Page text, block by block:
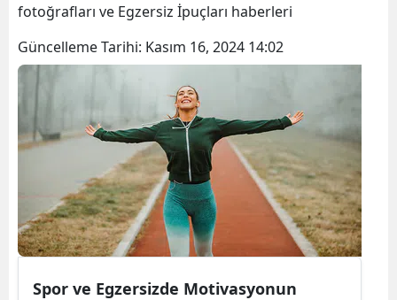
fotoğrafları ve Egzersiz İpuçları haberleri
Güncelleme Tarihi: Kasım 16, 2024 14:02
Spor ve Egzersizde Motivasyonun